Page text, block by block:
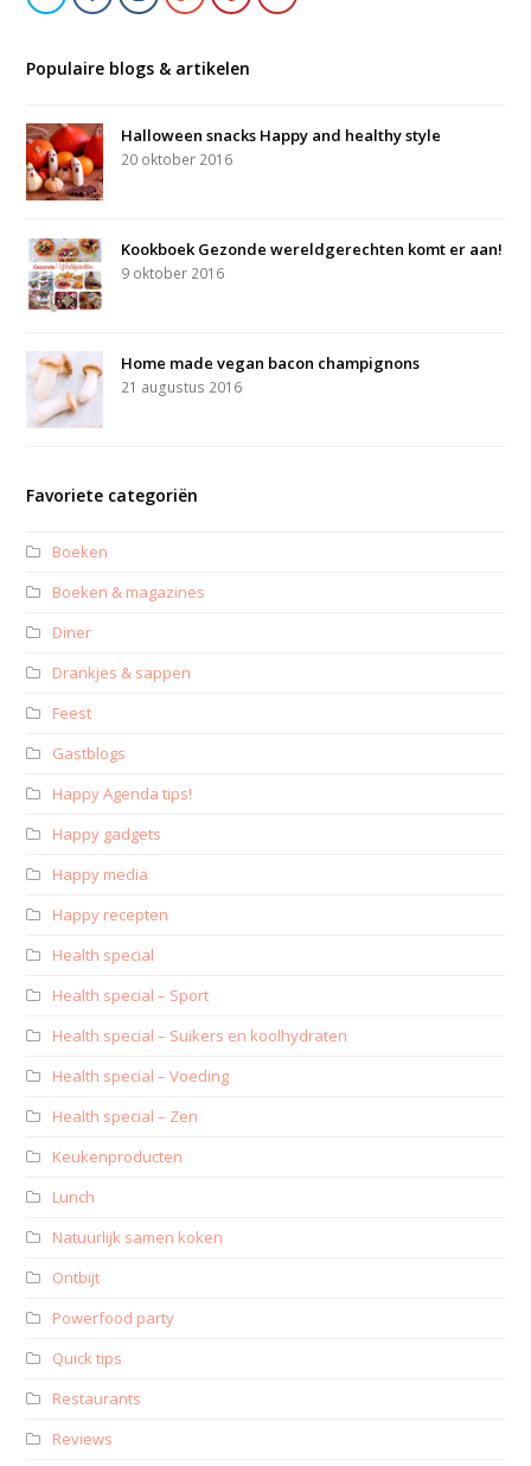
Populaire blogs & artikelen
Halloween snacks Happy and healthy style
20 oktober 2016
Kookboek Gezonde wereldgerechten komt er aan!
9 oktober 2016
Home made vegan bacon champignons
21 augustus 2016
Favoriete categoriën
Boeken
Boeken & magazines
Diner
Drankjes & sappen
Feest
Gastblogs
Happy Agenda tips!
Happy gadgets
Happy media
Happy recepten
Health special
Health special – Sport
Health special – Suikers en koolhydraten
Health special – Voeding
Health special – Zen
Keukenproducten
Lunch
Natuurlijk samen koken
Ontbijt
Powerfood party
Quick tips
Restaurants
Reviews